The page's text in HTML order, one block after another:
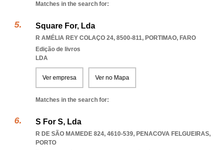
Matches in the search for:
Square For, Lda
R AMÉLIA REY COLAÇO 24, 8500-811, PORTIMAO, FARO
Edição de livros
LDA
Ver empresa Ver no Mapa
Matches in the search for:
S For S, Lda
R DE SÃO MAMEDE 824, 4610-539, PENACOVA FELGUEIRAS,
PORTO